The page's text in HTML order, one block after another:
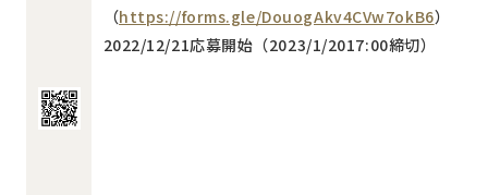
（https://forms.gle/DouogAkv4CVw7okB6）
2022/12/21応募開始（2023/1/2017:00締切）